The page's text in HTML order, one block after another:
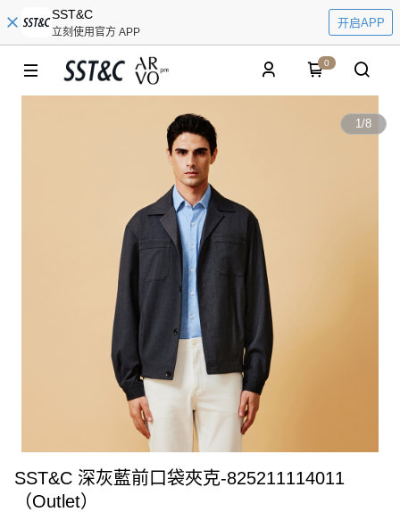
SST&C
立刻使用官方 APP
开启APP
0
1/8
SST&C 深灰藍前口袋夾克-825211114011
（Outlet）